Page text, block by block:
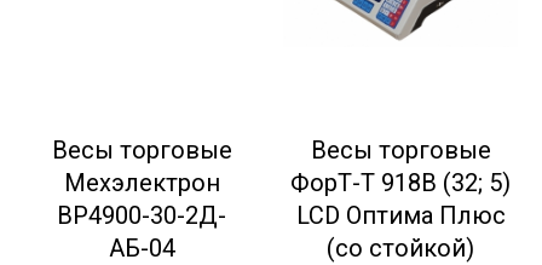
Весы торговые
Мехэлектрон
ВР4900-30-2Д-
АБ-04
Весы торговые
ФорТ-Т 918B (32; 5)
LCD Оптима Плюс
(со стойкой)